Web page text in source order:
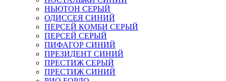
НЬЮТОН СЕРЫЙ
ОДИССЕЯ СИНИЙ
ПЕРСЕЙ КОМБИ СЕРЫЙ
ПЕРСЕЙ СЕРЫЙ
ПИФАГОР СИНИЙ
ПРЕЗИДЕНТ СИНИЙ
ПРЕСТИЖ СЕРЫЙ
ПРЕСТИЖ СИНИЙ